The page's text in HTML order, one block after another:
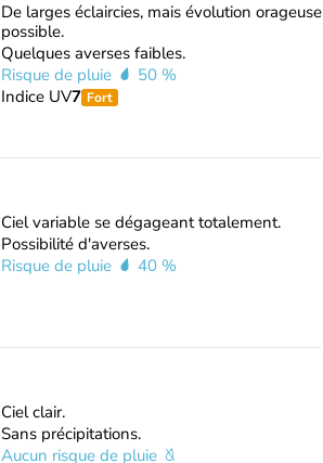
De larges éclaircies, mais évolution orageuse
possible.
Quelques averses faibles.
Risque de pluie
50 %
Indice UV7 Fort
Ciel variable se dégageant totalement.
Possibilité d'averses.
Risque de pluie
40 %
Ciel clair.
Sans précipitations.
Aucun risque de pluie